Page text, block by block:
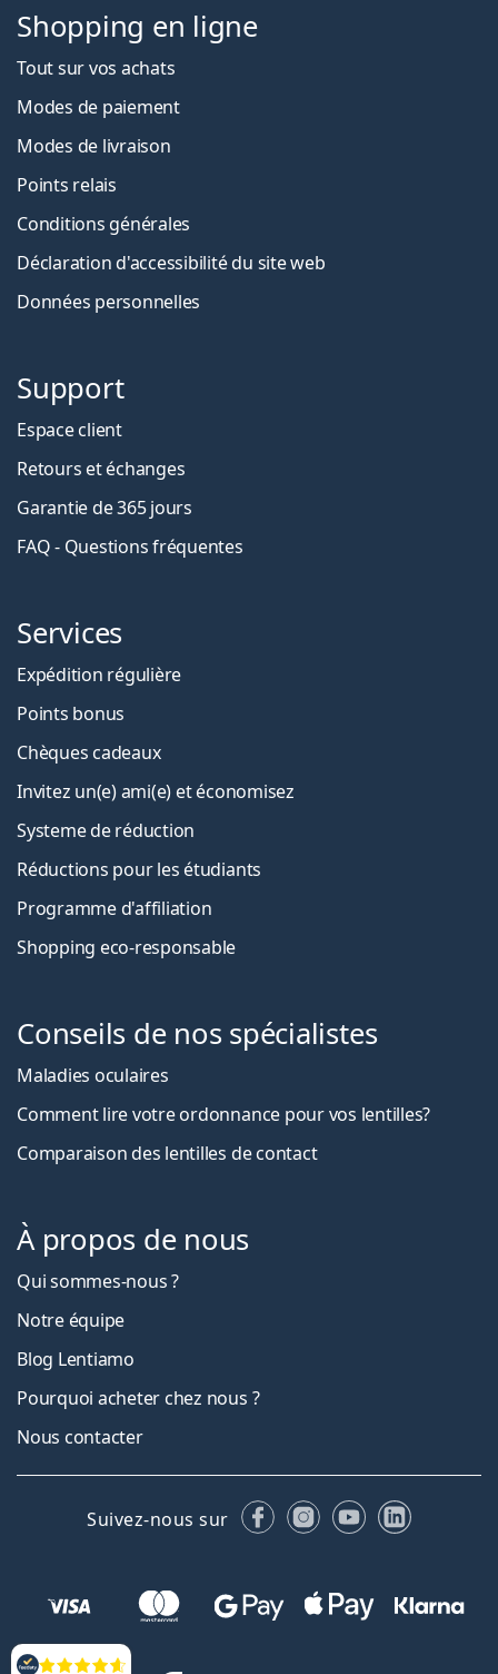
Shopping en ligne
Tout sur vos achats
Modes de paiement
Modes de livraison
Points relais
Conditions générales
Déclaration d'accessibilité du site web
Données personnelles
Support
Espace client
Retours et échanges
Garantie de 365 jours
FAQ - Questions fréquentes
Services
Expédition régulière
Points bonus
Chèques cadeaux
Invitez un(e) ami(e) et économisez
Systeme de réduction
Réductions pour les étudiants
Programme d'affiliation
Shopping eco-responsable
Conseils de nos spécialistes
Maladies oculaires
Comment lire votre ordonnance pour vos lentilles?
Comparaison des lentilles de contact
À propos de nous
Qui sommes-nous ?
Notre équipe
Blog Lentiamo
Pourquoi acheter chez nous ?
Nous contacter
Suivez-nous sur FacebookInstagram
YouTubeLinkedIn